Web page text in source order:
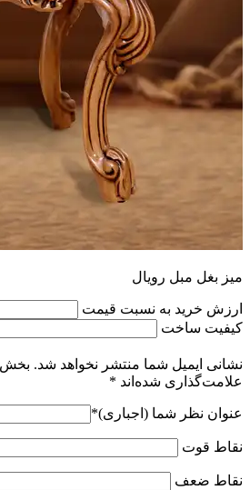
میز بغل مبل رویال
ارزش خرید به نسبت قیمت
کیفیت ساخت
نشانی ایمیل شما منتشر نخواهد شد.
علامت‌گذاری شده‌اند *
عنوان نظر شما (اجباری)*
نقاط قوت
نقاط ضعف